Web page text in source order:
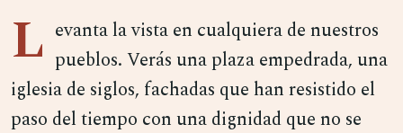
L evanta la vista en cualquiera de nuestros
pueblos. Verás una plaza empedrada, una
iglesia de siglos, fachadas que han resistido el
paso del tiempo con una dignidad que no se